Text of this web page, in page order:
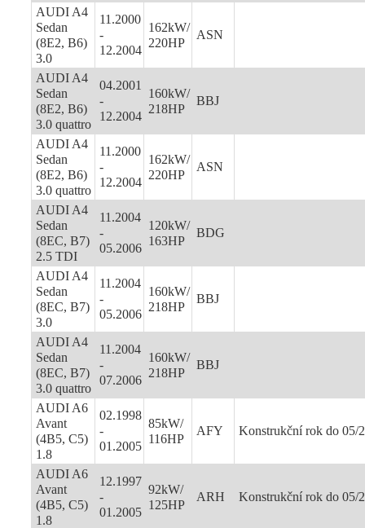
AUDI A4
Sedan
(8E2, B6)
3.0
11.2000
-
12.2004
162kW/
220HP
ASN
AUDI A4
Sedan
(8E2, B6)
3.0 quattro
04.2001
-
12.2004
160kW/
218HP
BBJ
AUDI A4
Sedan
(8E2, B6)
3.0 quattro
11.2000
-
12.2004
162kW/
220HP
ASN
AUDI A4
Sedan
(8EC, B7)
2.5 TDI
11.2004
-
05.2006
120kW/
163HP
BDG
AUDI A4
Sedan
(8EC, B7)
3.0
11.2004
-
05.2006
160kW/
218HP
BBJ
AUDI A4
Sedan
(8EC, B7)
3.0 quattro
11.2004
-
07.2006
160kW/
218HP
BBJ
AUDI A6
Avant
(4B5, C5)
1.8
02.1998
-
01.2005
85kW/
116HP
AFY Konstrukční rok do 05/
AUDI A6
Avant
(4B5, C5)
1.8
12.1997
-
01.2005
92kW/
125HP
ARH Konstrukční rok do 05/